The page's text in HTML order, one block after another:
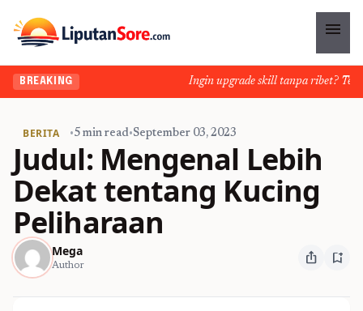
menu
BREAKING Ingin upgrade skill tanpa ribet?
BERITA •5 min read•September 03, 2023
Judul: Mengenal Lebih
Dekat tentang Kucing
Peliharaan
Mega
Author ios_share bookmark_add